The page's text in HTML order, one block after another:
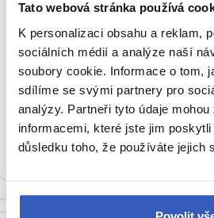
Tato webová stránka používá
K personalizaci obsahu a reklam,
sociálních médií a analýze naší
soubory cookie. Informace o tom,
sdílíme se svými partnery pro
analýzy. Partneři tyto údaje
informacemi, které jste jim
důsledku toho, že používáte jejich
„Nemám ráda stereotyp.
dveře do samého
Ukaž všech 78